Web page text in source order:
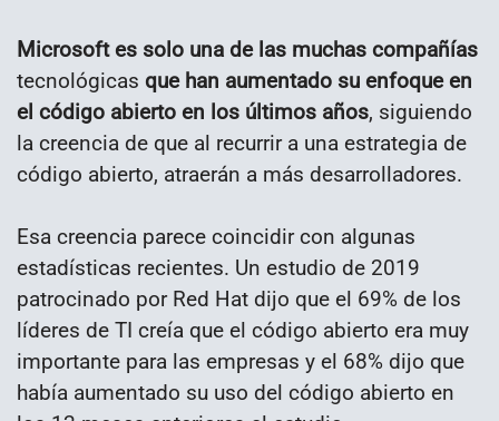
Microsoft es solo una de las muchas compañías
tecnológicas que han aumentado su enfoque en
el código abierto en los últimos años, siguiendo
la creencia de que al recurrir a una estrategia de
código abierto, atraerán a más desarrolladores.
Esa creencia parece coincidir con algunas
estadísticas recientes. Un estudio de 2019
patrocinado por Red Hat dijo que el 69% de los
líderes de TI creía que el código abierto era muy
importante para las empresas y el 68% dijo que
había aumentado su uso del código abierto en